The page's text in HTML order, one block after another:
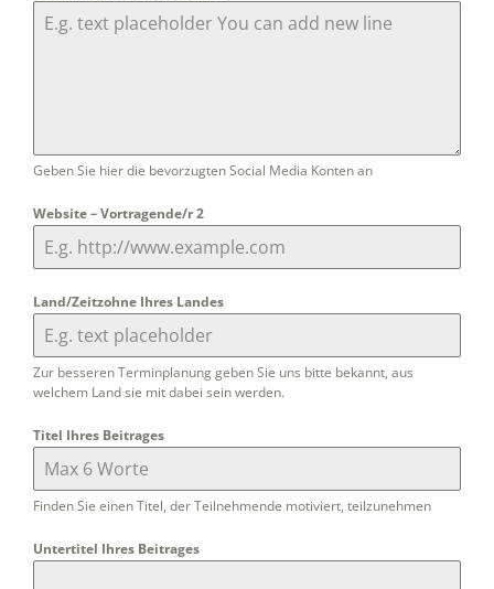
Geben Sie hier die bevorzugten Social Media Konten an
Website – Vortragende/r 2
Land/Zeitzohne Ihres Landes
Zur besseren Terminplanung geben Sie uns bitte bekannt, aus
welchem Land sie mit dabei sein werden.
Titel Ihres Beitrages
Finden Sie einen Titel, der Teilnehmende motiviert, teilzunehmen
Untertitel Ihres Beitrages